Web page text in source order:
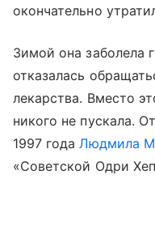
окончательно
Зимой она заболела
отказалась
лекарства. Вместо
никого не пускала.
1997 годаЛюдмила
«Советской Одри